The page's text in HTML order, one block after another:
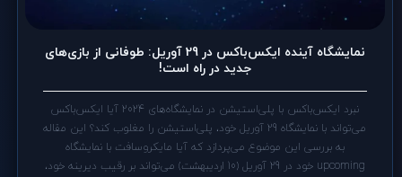
نمایشگاه آینده ایکس‌باکس در 29 آوریل: طوفانی از بازی‌های
جدید در راه است!
نبرد ایکس‌باکس با پلی‌استیشن در نمایشگاه‌های 2024 آیا ایکس‌باکس
می‌تواند با نمایشگاه 29 آوریل خود، پلی‌استیشن را مغلوب کند؟ این مقاله
به بررسی این موضوع می‌پردازد که آیا مایکروسافت با نمایشگاه
upcoming خود در 29 آوریل (10 اردیبهشت) می‌تواند بر رقیب دیرینه خود،